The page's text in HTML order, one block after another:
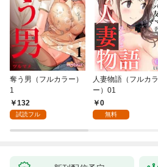
奪う男（フルカラー）
1
132
試読フル
人妻物語（フルカラ
ー）01
0
無料